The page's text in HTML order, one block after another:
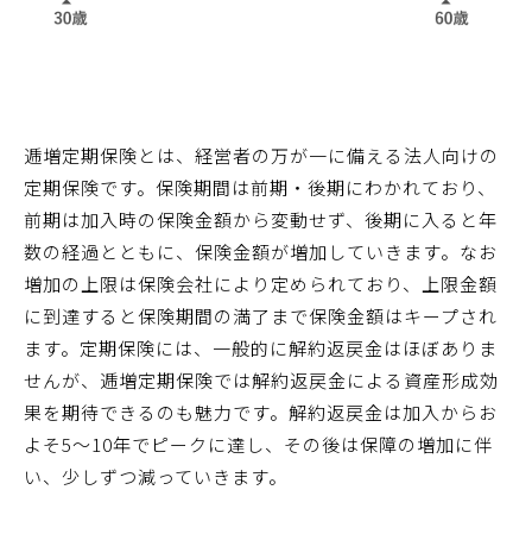
逓増定期保険とは、経営者の万が一に備える法人向けの
定期保険です。保険期間は前期・後期にわかれており、
前期は加入時の保険金額から変動せず、後期に入ると年
数の経過とともに、保険金額が増加していきます。なお
増加の上限は保険会社により定められており、上限金額
に到達すると保険期間の満了まで保険金額はキープされ
ます。定期保険には、一般的に解約返戻金はほぼありま
せんが、逓増定期保険では解約返戻金による資産形成効
果を期待できるのも魅力です。解約返戻金は加入からお
よそ5〜10年でピークに達し、その後は保障の増加に伴
い、少しずつ減っていきます。